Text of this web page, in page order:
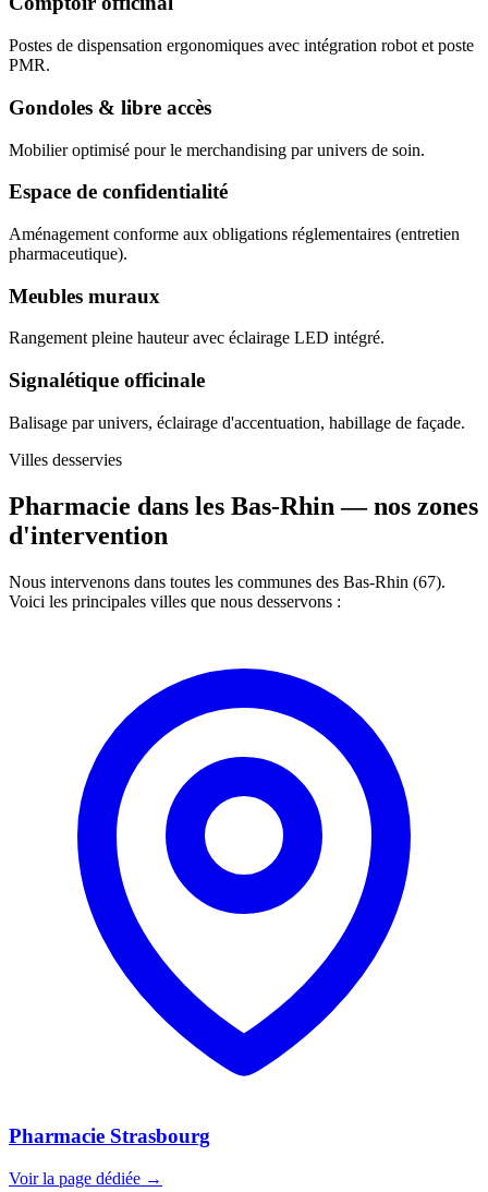
Postes de dispensation ergonomiques avec intégration robot et poste
PMR.
Gondoles & libre accès
Mobilier optimisé pour le merchandising par univers de soin.
Espace de confidentialité
Aménagement conforme aux obligations réglementaires (entretien
pharmaceutique).
Meubles muraux
Rangement pleine hauteur avec éclairage LED intégré.
Signalétique officinale
Balisage par univers, éclairage d'accentuation, habillage de façade.
Villes desservies
Pharmacie dans les Bas-Rhin —nos zones
d'intervention
Nous intervenons dans toutes les communes des Bas-Rhin (67).
Voici les principales villes que nous desservons :
Pharmacie Strasbourg
Voir la page dédiée →